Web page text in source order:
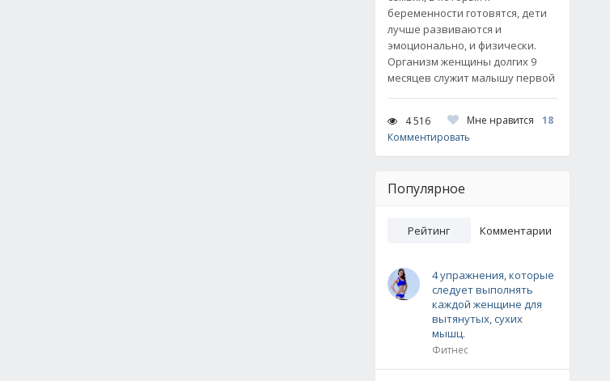
беременности готовятся, дети
лучше развиваются и
эмоционально, и физически.
Организм женщины долгих 9
месяцев служит малышу первой
4 516 Мне нравится
18
Комментировать
Популярное
Рейтинг Комментарии
4 упражнения, которые
следует выполнять
каждой женщине для
вытянутых, сухих
мышц.
Фитнес